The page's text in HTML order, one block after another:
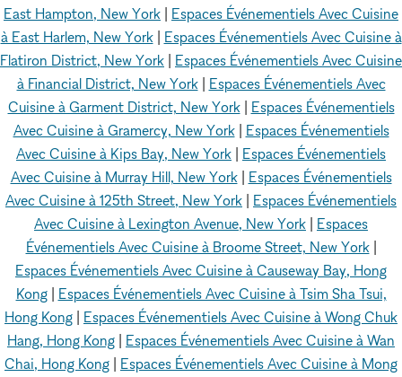
East Hampton, New York
Espaces Événementiels Avec Cuisine
à East Harlem, New York| Espaces Événementiels Avec Cuisine à
Flatiron District, New York
Espaces Événementiels Avec Cuisine
à Financial District, New York| Espaces Événementiels Avec
Cuisine à Garment District, New York| Espaces Événementiels
Avec Cuisine à Gramercy, New York| Espaces Événementiels
Avec Cuisine à Kips Bay, New York
Espaces Événementiels
Avec Cuisine à Murray Hill, New York| Espaces Événementiels
Avec Cuisine à 125th Street, New York
Espaces Événementiels
Avec Cuisine à Lexington Avenue, New York
Espaces
Événementiels Avec Cuisine à Broome Street, New York|
Espaces Événementiels Avec Cuisine à Causeway Bay, Hong
Kong| Espaces Événementiels Avec Cuisine à Tsim Sha Tsui,
Hong Kong
Espaces Événementiels Avec Cuisine à Wong Chuk
Hang, Hong Kong
Espaces Événementiels Avec Cuisine à Wan
Chai, Hong Kong
Espaces Événementiels Avec Cuisine à Mong